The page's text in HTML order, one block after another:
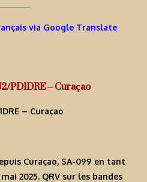
via Google Translate
PD1DRE – Curaçao
Curaçao, SA-099 en tant
mai 2025. QRV sur les bandes